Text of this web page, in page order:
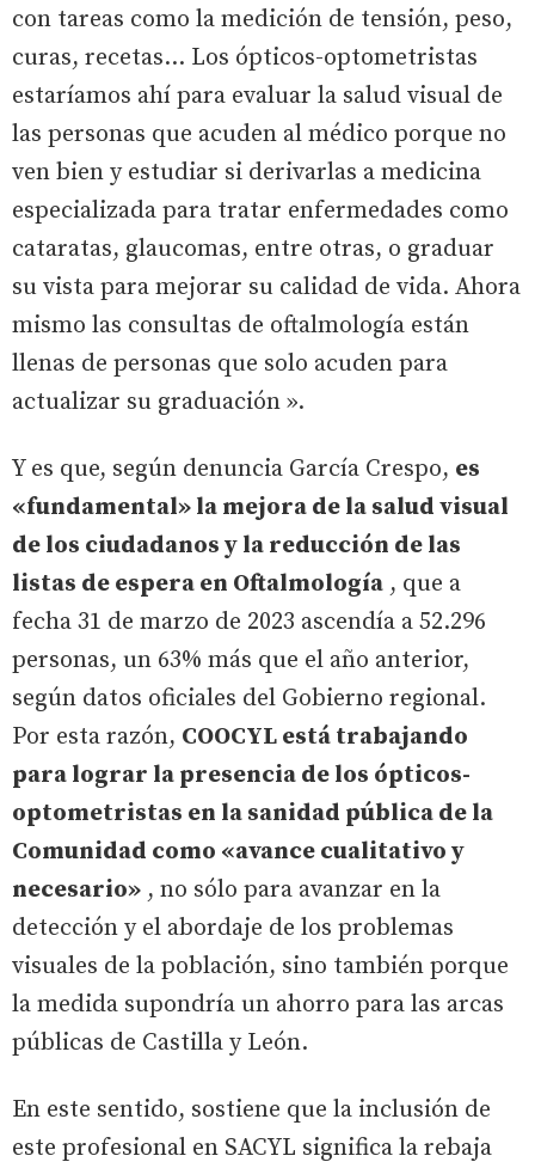
con tareas como la medición de tensión, peso,
curas, recetas... Los ópticos-optometristas
estaríamos ahí para evaluar la salud visual de
las personas que acuden al médico porque no
ven bien y estudiar si derivarlas a medicina
especializada para tratar enfermedades como
cataratas, glaucomas, entre otras, o graduar
su vista para mejorar su calidad de vida. Ahora
mismo las consultas de oftalmología están
llenas de personas que solo acuden para
actualizar su graduación ».
Y es que, según denuncia García Crespo, es
«fundamental» la mejora de la salud visual
de los ciudadanos y la reducción de las
listas de espera en Oftalmología , que a
fecha 31 de marzo de 2023 ascendía a 52.296
personas, un 63% más que el año anterior,
según datos oficiales del Gobierno regional.
Por esta razón, COOCYL está trabajando
para lograr la presencia de los ópticos-
optometristas en la sanidad pública de la
Comunidad como «avance cualitativo y
necesario» , no sólo para avanzar en la
detección y el abordaje de los problemas
visuales de la población, sino también porque
la medida supondría un ahorro para las arcas
públicas de Castilla y León.
En este sentido, sostiene que la inclusión de
este profesional en SACYL significa la rebaja